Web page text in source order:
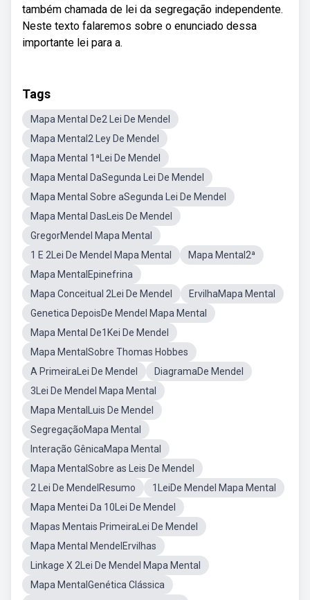
também chamada de lei da segregação independente.
Neste texto falaremos sobre o enunciado dessa
importante lei para a.
Tags
Mapa Mental De2 Lei De Mendel
Mapa Mental2 Ley De Mendel
Mapa Mental 1ªLei De Mendel
Mapa Mental DaSegunda Lei De Mendel
Mapa Mental Sobre aSegunda Lei De Mendel
Mapa Mental DasLeis De Mendel
GregorMendel Mapa Mental
1 E 2Lei De Mendel Mapa Mental
Mapa Mental2ª
Mapa MentalEpinefrina
Mapa Conceitual 2Lei De Mendel
ErvilhaMapa Mental
Genetica DepoisDe Mendel Mapa Mental
Mapa Mental De1Kei De Mendel
Mapa MentalSobre Thomas Hobbes
A PrimeiraLei De Mendel
DiagramaDe Mendel
3Lei De Mendel Mapa Mental
Mapa MentalLuis De Mendel
SegregaçãoMapa Mental
Interação GênicaMapa Mental
Mapa MentalSobre as Leis De Mendel
2 Lei De MendelResumo
1LeiDe Mendel Mapa Mental
Mapa Mentei Da 10Lei De Mendel
Mapas Mentais PrimeiraLei De Mendel
Mapa Mental MendelErvilhas
Linkage X 2Lei De Mendel Mapa Mental
Mapa MentalGenética Clássica